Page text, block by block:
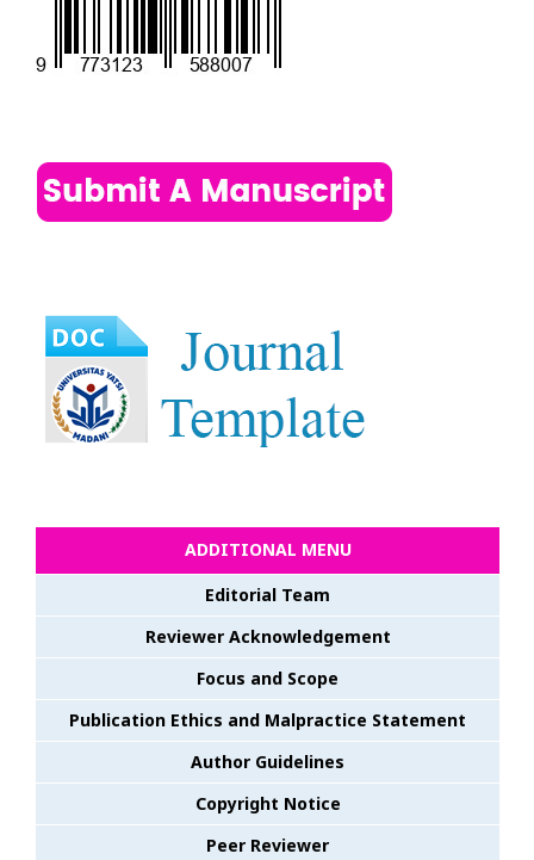
ADDITIONAL MENU
Editorial Team
Reviewer Acknowledgement
Focus and Scope
Publication Ethics and Malpractice Statement
Author Guidelines
Copyright Notice
Peer Reviewer